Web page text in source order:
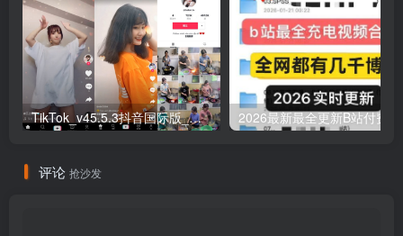
TikTok_v45.5.3抖音国际版_免拔卡解锁全球版
评论 抢沙发